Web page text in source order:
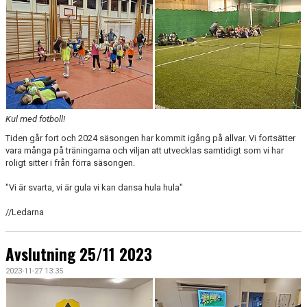
Kul med fotboll!
Tiden går fort och 2024 säsongen har kommit igång på allvar. Vi fortsätter
vara många på träningarna och viljan att utvecklas samtidigt som vi har
roligt sitter i från förra säsongen.
"Vi är svarta, vi är gula vi kan dansa hula hula"
//Ledarna
Avslutning 25/11 2023
2023-11-27 13:35